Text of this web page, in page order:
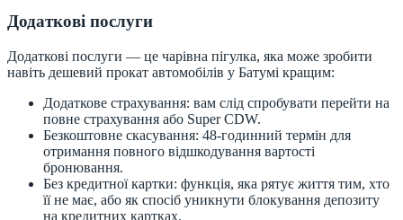
Додаткові послуги
Додаткові послуги — це чарівна пігулка, яка може зробити
навіть дешевий прокат автомобілів у Батумі кращим:
Додаткове страхування: вам слід спробувати перейти на
повне страхування або Super CDW.
Безкоштовне скасування: 48-годинний термін для
отримання повного відшкодування вартості
бронювання.
Без кредитної картки: функція, яка рятує життя тим, хто
її не має, або як спосіб уникнути блокування депозиту
на кредитних картках.